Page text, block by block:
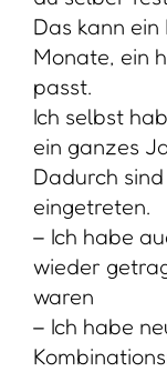
Das kann
Monate, ein
passt.
Ich selbst
ein ganzes
Dadurch
eingetreten.
– Ich habe
wieder
waren
– Ich habe